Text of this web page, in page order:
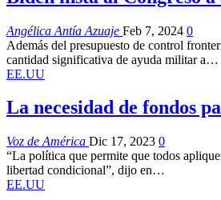
Angélica Antía Azuaje Feb 7, 2024 0
Además del presupuesto de control
cantidad significativa de ayuda militar a…
EE.UU
La necesidad de fondos
Voz de América Dic 17, 2023 0
“La política que permite que todos
libertad condicional”, dijo en…
EE.UU